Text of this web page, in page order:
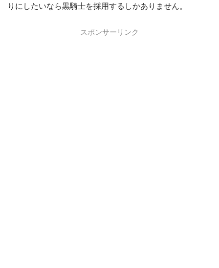
りにしたいなら黒騎士を採用するしかありません。
スポンサーリンク